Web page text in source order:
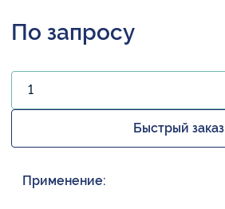
По запросу
Быстрый заказ
Применение: